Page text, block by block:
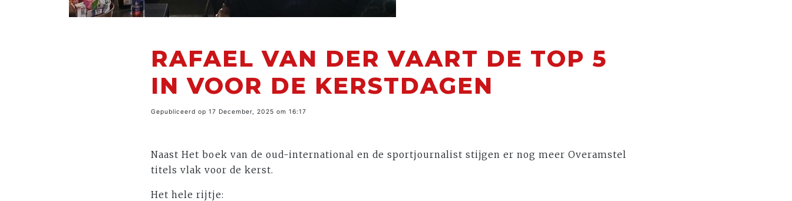
RAFAEL VAN DER VAART DE TOP 5
IN VOOR DE KERSTDAGEN
Gepubliceerd op 17 December, 2025 om 16:17
Naast Het boek van de oud-international en de sportjournalist stijgen er nog meer Overamstel
titels vlak voor de kerst.
Het hele rijtje: